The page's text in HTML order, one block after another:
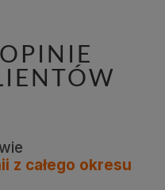
z całego okresu